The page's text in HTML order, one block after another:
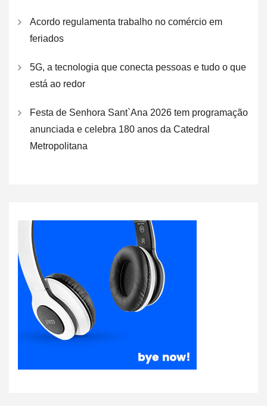
Acordo regulamenta trabalho no comércio em
feriados
5G, a tecnologia que conecta pessoas e tudo o que
está ao redor
Festa de Senhora Sant`Ana 2026 tem programação
anunciada e celebra 180 anos da Catedral
Metropolitana